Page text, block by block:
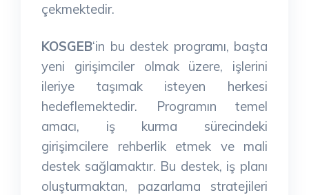
çekmektedir.
KOSGEB‘in bu destek programı, başta
yeni girişimciler olmak üzere, işlerini
ileriye taşımak isteyen herkesi
hedeflemektedir. Programın temel
amacı, iş kurma sürecindeki
girişimcilere rehberlik etmek ve mali
destek sağlamaktır. Bu destek, iş planı
oluşturmaktan, pazarlama stratejileri